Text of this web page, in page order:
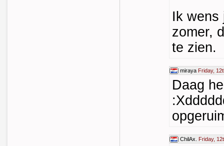
Ik wens
zomer,
te zien.
miraya Friday,
Daag
ChilAx. Friday,